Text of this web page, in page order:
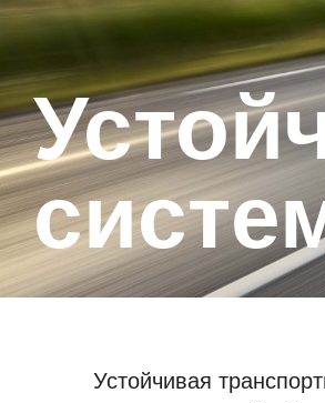
Устойчивая транспортная
Устойчивая